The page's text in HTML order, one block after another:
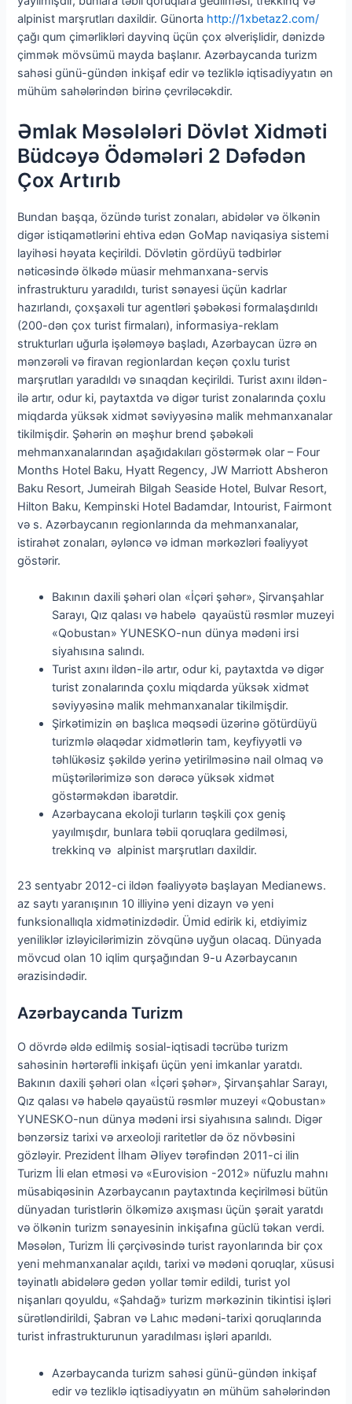
alpinist marşrutları daxildir. Günorta http://1xbetaz2.com/
çağı qum çimərlikləri dayvinq üçün çox əlverişlidir, dənizdə
çimmək mövsümü mayda başlanır. Azərbaycanda turizm
sahəsi günü-gündən inkişaf edir və tezliklə iqtisadiyyatın ən
mühüm sahələrindən birinə çevriləcəkdir.
Əmlak Məsələləri Dövlət Xidməti
Büdcəyə Ödəmələri 2 Dəfədən
Çox Artırıb
Bundan başqa, özündə turist zonaları, abidələr və ölkənin
digər istiqamətlərini ehtiva edən GoMap naviqasiya sistemi
layihəsi həyata keçirildi. Dövlətin gördüyü tədbirlər
nəticəsində ölkədə müasir mehmanxana-servis
infrastrukturu yaradıldı, turist sənayesi üçün kadrlar
hazırlandı, çoxşaxəli tur agentləri şəbəkəsi formalaşdırıldı
(200-dən çox turist firmaları), informasiya-reklam
strukturları uğurla işələməyə başladı, Azərbaycan üzrə ən
mənzərəli və firavan regionlardan keçən çoxlu turist
marşrutları yaradıldı və sınaqdan keçirildi. Turist axını ildən-
ilə artır, odur ki, paytaxtda və digər turist zonalarında çoxlu
miqdarda yüksək xidmət səviyyəsinə malik mehmanxanalar
tikilmişdir. Şəhərin ən məşhur brend şəbəkəli
mehmanxanalarından aşağıdakıları göstərmək olar – Four
Months Hotel Baku, Hyatt Regency, JW Marriott Absheron
Baku Resort, Jumeirah Bilgah Seaside Hotel, Bulvar Resort,
Hilton Baku, Kempinski Hotel Badamdar, Intourist, Fairmont
və s. Azərbaycanın regionlarında da mehmanxanalar,
istirahət zonaları, əyləncə və idman mərkəzləri fəaliyyət
göstərir.
Bakının daxili şəhəri olan «İçəri şəhər», Şirvanşahlar
Sarayı, Qız qalası və habelə qayaüstü rəsmlər muzeyi
«Qobustan» YUNESKO-nun dünya mədəni irsi
siyahısına salındı.
Turist axını ildən-ilə artır, odur ki, paytaxtda və digər
turist zonalarında çoxlu miqdarda yüksək xidmət
səviyyəsinə malik mehmanxanalar tikilmişdir.
Şirkətimizin ən başlıca məqsədi üzərinə götürdüyü
turizmlə əlaqədar xidmətlərin tam, keyfiyyətli və
təhlükəsiz şəkildə yerinə yetirilməsinə nail olmaq və
müştərilərimizə son dərəcə yüksək xidmət
göstərməkdən ibarətdir.
Azərbaycana ekoloji turların təşkili çox geniş
yayılmışdır, bunlara təbii qoruqlara gedilməsi,
trekkinq və alpinist marşrutları daxildir.
23 sentyabr 2012-ci ildən fəaliyyətə başlayan Medianews.
az saytı yaranışının 10 illiyinə yeni dizayn və yeni
funksionallıqla xidmətinizdədir. Ümid edirik ki, etdiyimiz
yeniliklər izləyicilərimizin zövqünə uyğun olacaq. Dünyada
mövcud olan 10 iqlim qurşağından 9-u Azərbaycanın
ərazisindədir.
Azərbaycanda Turizm
O dövrdə əldə edilmiş sosial-iqtisadi təcrübə turizm
sahəsinin hərtərəfli inkişafı üçün yeni imkanlar yaratdı.
Bakının daxili şəhəri olan «İçəri şəhər», Şirvanşahlar Sarayı,
Qız qalası və habelə qayaüstü rəsmlər muzeyi «Qobustan»
YUNESKO-nun dünya mədəni irsi siyahısına salındı. Digər
bənzərsiz tarixi və arxeoloji raritetlər də öz növbəsini
gözləyir. Prezident İlham Əliyev tərəfindən 2011-ci ilin
Turizm İli elan etməsi və «Eurovision -2012» nüfuzlu mahnı
müsabiqəsinin Azərbaycanın paytaxtında keçirilməsi bütün
dünyadan turistlərin ölkəmizə axışması üçün şərait yaratdı
və ölkənin turizm sənayesinin inkişafına güclü təkan verdi.
Məsələn, Turizm İli çərçivəsində turist rayonlarında bir çox
yeni mehmanxanalar açıldı, tarixi və mədəni qoruqlar, xüsusi
təyinatlı abidələrə gedən yollar təmir edildi, turist yol
nişanları qoyuldu, «Şahdağ» turizm mərkəzinin tikintisi işləri
sürətləndirildi, Şabran və Lahıc mədəni-tarixi qoruqlarında
turist infrastrukturunun yaradılması işləri aparıldı.
Azərbaycanda turizm sahəsi günü-gündən inkişaf
edir və tezliklə iqtisadiyyatın ən mühüm sahələrindən